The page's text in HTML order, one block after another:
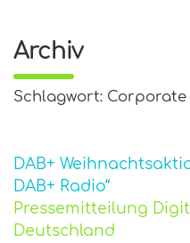
Archiv
Schlagwort: Corporate
DAB+
DAB+ Radio“
Pressemitteilung
Deutschland